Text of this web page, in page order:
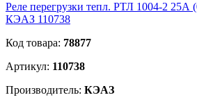
Реле перегрузки тепл. РТЛ 1004-2
КЭАЗ 110738
Код товара: 78877
Артикул: 110738
Производитель: КЭАЗ